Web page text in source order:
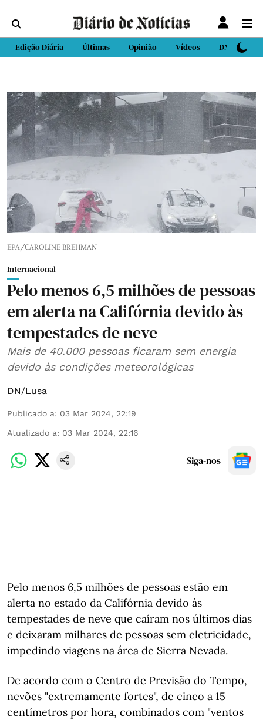
Edição Diária Últimas Opinião Vídeos DN Sport
EPA/CAROLINE BREHMAN
Internacional
Pelo menos 6,5 milhões de pessoas
em alerta na Califórnia devido às
tempestades de neve
Mais de 40.000 pessoas ficaram sem energia
devido às condições meteorológicas
DN/Lusa
Publicado a: 03 Mar 2024, 22:19
Atualizado a: 03 Mar 2024, 22:16
Siga-nos
Pelo menos 6,5 milhões de pessoas estão em
alerta no estado da Califórnia devido às
tempestades de neve que caíram nos últimos dias
e deixaram milhares de pessoas sem eletricidade,
impedindo viagens na área de Sierra Nevada.
De acordo com o Centro de Previsão do Tempo,
nevões "extremamente fortes", de cinco a 15
centímetros por hora, combinados com "ventos